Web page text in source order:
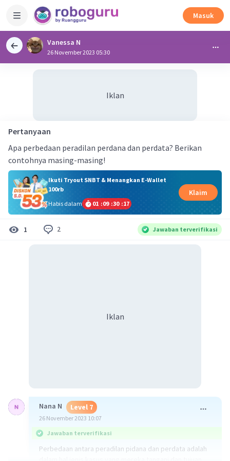
Masuk
Vanessa N
26 November 2023 05:30
Iklan
Pertanyaan
Apa perbedaan peradilan perdana dan perdata? Berikan
contohnya masing-masing!
Ikuti Tryout SNBT & Menangkan E-Wallet
100rb
Habis dalam
01 :09 :30 :16
Klaim
1 2 Jawaban terverifikasi
Iklan
Nana N Level 7
26 November 2023 10:07
Jawaban terverifikasi
Perbedaan antara peradilan pidana dan perdata adalah